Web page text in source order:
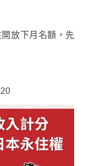
開放下月名額，先